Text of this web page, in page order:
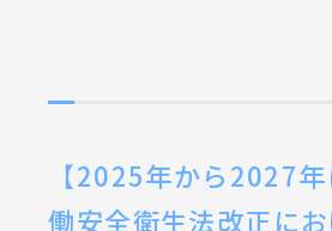
【2025年から2027
働安全衛生法改正に